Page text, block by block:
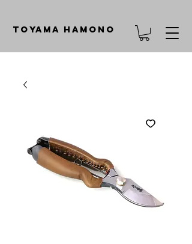
TOYAMA HAMONO